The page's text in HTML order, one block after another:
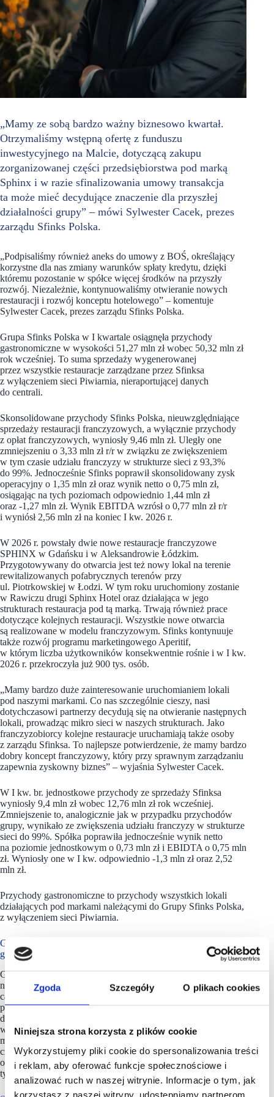
Zgoda Szczegóły O plikach cookies
Niniejsza strona korzysta z plików cookie
Wykorzystujemy pliki cookie do spersonalizowania treści
i reklam, aby oferować funkcje społecznościowe i
analizować ruch w naszej witrynie. Informacje o tym, jak
korzystasz z naszej witryny, udostępniamy partnerom
„Mamy ze sobą bardzo ważny biznesowo kwartał.
Otrzymaliśmy wstępną ofertę z funduszu
inwestycyjnego na Malcie, dotyczącą zakupu
zorganizowanej części przedsiębiorstwa pod marką
Sphinx i w razie sfinalizowania umowy transakcja
ta może mieć decydujące znaczenie dla przyszłej
działalności grupy” – mówi Sylwester Cacek, prezes
zarządu Sfinks Polska.
„Podpisaliśmy również aneks do umowy z BOŚ, określający
korzystne dla nas zmiany warunków spłaty kredytu, dzięki
któremu pozostanie w spółce więcej środków na przyszły
rozwój. Niezależnie, kontynuowaliśmy otwieranie nowych
restauracji i rozwój konceptu hotelowego” – komentuje
Sylwester Cacek, prezes zarządu Sfinks Polska.
Grupa Sfinks Polska w I kwartale osiągnęła przychody
gastronomiczne w wysokości 51,27 mln zł wobec 50,32 mln zł
rok wcześniej. To suma sprzedaży wygenerowanej
przez wszystkie restauracje zarządzane przez Sfinksa
z wyłączeniem sieci Piwiarnia, nieraportującej danych
do centrali.
Skonsolidowane przychody Sfinks Polska, nieuwzględniające
sprzedaży restauracji franczyzowych, a wyłącznie przychody
z opłat franczyzowych, wyniosły 9,46 mln zł. Uległy one
zmniejszeniu o 3,33 mln zł r/r w związku ze zwiększeniem
w tym czasie udziału franczyzy w strukturze sieci z 93,3%
do 99%. Jednocześnie Sfinks poprawił skonsolidowany zysk
operacyjny o 1,35 mln zł oraz wynik netto o 0,75 mln zł,
osiągając na tych poziomach odpowiednio 1,44 mln zł
oraz -1,27 mln zł. Wynik EBITDA wzrósł o 0,77 mln zł r/r
i wyniósł 2,56 mln zł na koniec I kw. 2026 r.
W 2026 r. powstały dwie nowe restauracje franczyzowe
SPHINX w Gdańsku i w Aleksandrowie Łódzkim.
Przygotowywany do otwarcia jest też nowy lokal na terenie
rewitalizowanych pofabrycznych terenów przy
ul. Piotrkowskiej w Łodzi. W tym roku uruchomiony zostanie
w Rawiczu drugi Sphinx Hotel oraz działająca w jego
strukturach restauracja pod tą marką. Trwają również prace
dotyczące kolejnych restauracji. Wszystkie nowe otwarcia
są realizowane w modelu franczyzowym. Sfinks kontynuuje
także rozwój programu marketingowego Aperitif,
w którym liczba użytkowników konsekwentnie rośnie i w I kw.
2026 r. przekroczyła już 900 tys. osób.
„Mamy bardzo duże zainteresowanie uruchomianiem lokali
pod naszymi markami. Co nas szczególnie cieszy, nasi
dotychczasowi partnerzy decydują się na otwieranie następnych
lokali, prowadząc mikro sieci w naszych strukturach. Jako
franczyzobiorcy kolejne restauracje uruchamiają także osoby
z zarządu Sfinksa. To najlepsze potwierdzenie, że mamy bardzo
dobry koncept franczyzowy, który przy sprawnym zarządzaniu
zapewnia zyskowny biznes” – wyjaśnia Sylwester Cacek.
W I kw. br. jednostkowe przychody ze sprzedaży Sfinksa
wyniosły 9,4 mln zł wobec 12,76 mln zł rok wcześniej.
Zmniejszenie to, analogicznie jak w przypadku przychodów
grupy, wynikało ze zwiększenia udziału franczyzy w strukturze
sieci do 99%. Spółka poprawiła jednocześnie wynik netto
na poziomie jednostkowym o 0,73 mln zł i EBIDTA o 0,75 mln
zł. Wyniosły one w I kw. odpowiednio -1,3 mln zł oraz 2,52
mln zł.
Przychody gastronomiczne to przychody wszystkich lokali
działających pod markami należącymi do Grupy Sfinks Polska,
z wyłączeniem sieci Piwiarnia.
Grupa Sfinks Polska ma w portfolio 97 lokali
gastronomicznych
GrupaSfinks Polskazarządza 97 lokalami gastronomicznymi
na terenie Polski, w tym siecią 68 restauracji SPHINX (segment
casual dining), siecią 25 pubów Piwiarnia (segment gastro
pubów) oraz 1 restauracją Chłopskie Jadło (segment casual
dining) i 3 lokalami The Burgers. Spółka prowadzi też sprzedaż
w dostawie w oparciu o marki dostępne w dowozie
m.in. SPHINX, The Burgers, Och! PITA, Yolo Chicken
czy Da Mamma. Pod względem wielkości sprzedaży
oraz liczby restauracji, Sphinx jest największą w Polsce siecią
typu casual dining.